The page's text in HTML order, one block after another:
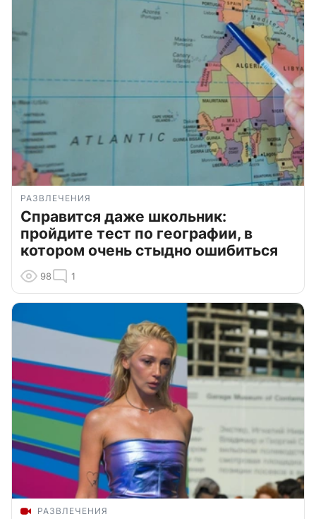
РАЗВЛЕЧЕНИЯ
Справится даже школьник:
пройдите тест по географии, в
котором очень стыдно ошибиться
98 1
РАЗВЛЕЧЕНИЯ